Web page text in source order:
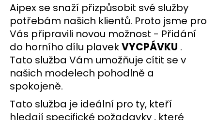
Aipex se snaží přizpůsobit své služby
potřebám našich klientů. Proto jsme pro
Vás připravili novou možnost - Přidání
do horního dílu plavekVYCPÁVKU .
Tato služba Vám umožňuje cítit se v
našich modelech pohodlně a
spokojeně.
Tato služba je ideální pro ty, kteří
hledají specifické požadavky , které
HLEDAT
D
o
p
o
r
u
č